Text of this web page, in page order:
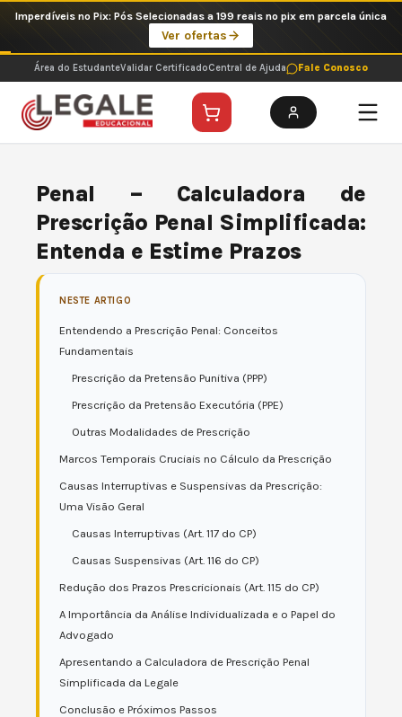
o
conteúdo
Imperdíveis no Pix: Pós Selecionadas a 199 reais no pix em parcela única
Ver ofertas
Área do EstudanteValidar CertificadoCentral de Ajuda Fale Conosco
Penal – Calculadora de
Prescrição Penal Simplificada:
Entenda e Estime Prazos
NESTE ARTIGO
Entendendo a Prescrição Penal: Conceitos
Fundamentais
Prescrição da Pretensão Punitiva (PPP)
Prescrição da Pretensão Executória (PPE)
Outras Modalidades de Prescrição
Marcos Temporais Cruciais no Cálculo da Prescrição
Causas Interruptivas e Suspensivas da Prescrição:
Uma Visão Geral
Causas Interruptivas (Art. 117 do CP)
Causas Suspensivas (Art. 116 do CP)
Redução dos Prazos Prescricionais (Art. 115 do CP)
A Importância da Análise Individualizada e o Papel do
Advogado
Apresentando a Calculadora de Prescrição Penal
Simplificada da Legale
Conclusão e Próximos Passos